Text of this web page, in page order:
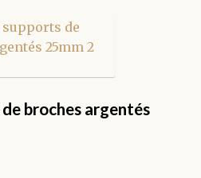
broches argentés